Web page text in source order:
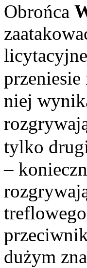
Obrońca
przeniesie
niej
tylko
–
dużym